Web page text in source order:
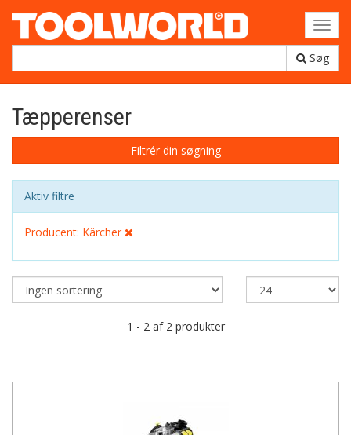
Søg
Tæpperenser
Filtrér din søgning
Aktiv filtre
Producent: Kärcher
1 - 2 af 2 produkter